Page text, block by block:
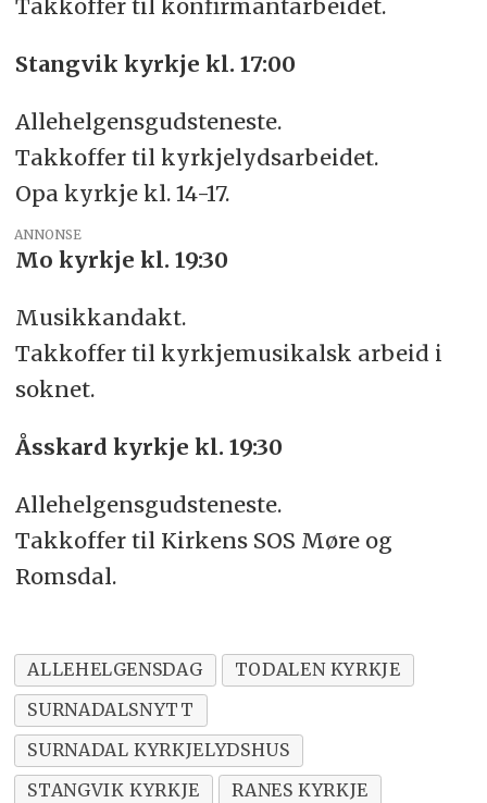
Takkoffer til konfirmantarbeidet.
Stangvik kyrkje kl. 17:00
Allehelgensgudsteneste.
Takkoffer til kyrkjelydsarbeidet.
Opa kyrkje kl. 14-17.
ANNONSE
Mo kyrkje kl. 19:30
Musikkandakt.
Takkoffer til kyrkjemusikalsk arbeid i
soknet.
Åsskard kyrkje kl. 19:30
Allehelgensgudsteneste.
Takkoffer til Kirkens SOS Møre og
Romsdal.
ALLEHELGENSDAG
TODALEN KYRKJE
SURNADALSNYTT
SURNADAL KYRKJELYDSHUS
STANGVIK KYRKJE
RANES KYRKJE